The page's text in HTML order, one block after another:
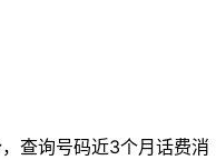
查询号码近3个月话费消